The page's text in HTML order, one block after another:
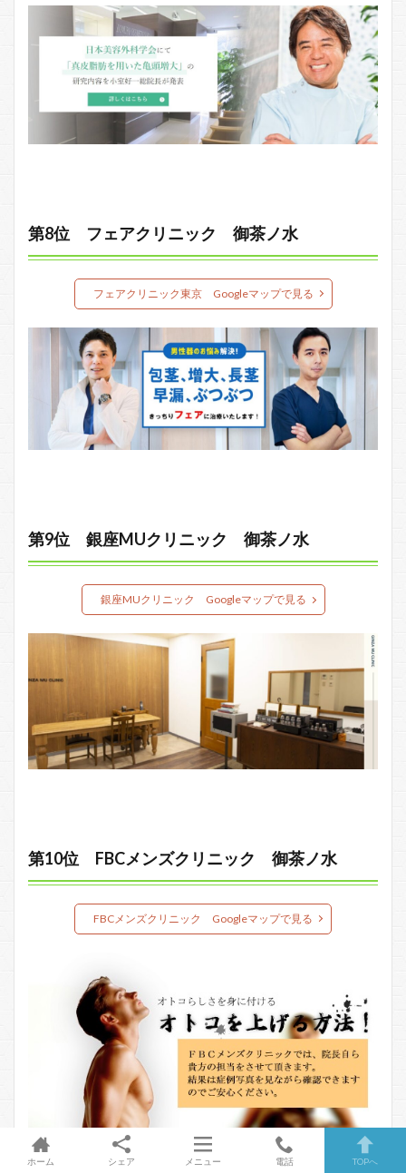
第8位 フェアクリニック 御茶ノ水
フェアクリニック東京 Googleマップで見る
第9位 銀座MUクリニック 御茶ノ水
銀座MUクリニック Googleマップで見る
第10位 FBCメンズクリニック 御茶ノ水
FBCメンズクリニック Googleマップで見る
ホーム シェア メニュー 電話 TOPへ